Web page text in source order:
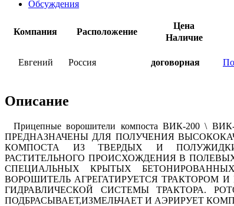
Обсуждения
Компания Расположение
Цена
Наличие
Евгений Россия договорная
Описание
Прицепные ворошители компоста ВИК-200 \
ПРЕДНАЗНАЧЕНЫ ДЛЯ ПОЛУЧЕНИЯ
КОМПОСТА ИЗ ТВЕРДЫХ И
РАСТИТЕЛЬНОГО ПРОИСХОЖДЕНИЯ В
СПЕЦИАЛЬНЫХ КРЫТЫХ
ВОРОШИТЕЛЬ АГРЕГАТИРУЕТСЯ ТРАКТОРОМ
ГИДРАВЛИЧЕСКОЙ СИСТЕМЫ ТРАКТОРА.
ПОДБРАСЫВАЕТ,ИЗМЕЛЬЧАЕТ И АЭРИРУЕТ